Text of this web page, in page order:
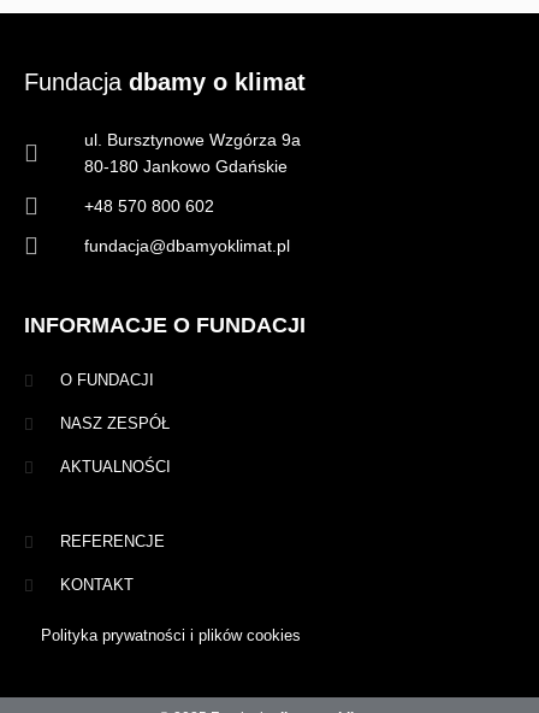
Fundacja dbamy o klimat
ul. Bursztynowe Wzgórza 9a
80-180 Jankowo Gdańskie
+48 570 800 602
fundacja@dbamyoklimat.pl
INFORMACJE O FUNDACJI
O FUNDACJI
NASZ ZESPÓŁ
AKTUALNOŚCI
REFERENCJE
KONTAKT
Polityka prywatności i plików cookies